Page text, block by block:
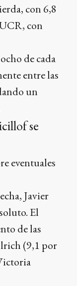
con 6,8
con
de cada
entre las
un
se
eventuales
Javier
El
de las
(9,1 por